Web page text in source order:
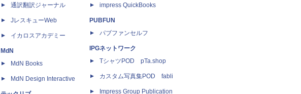
通訳翻訳ジャーナル
JレスキューWeb
イカロスアカデミー
MdN
MdN Books
MdN Design Interactive
impress QuickBooks
PUBFUN
パブファンセルフ
IPGネットワーク
TシャツPOD pTa.shop
カスタム写真集POD fabli
Impress Group Publication